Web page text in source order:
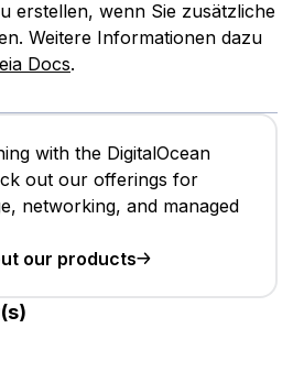
erstellen, wenn Sie zusätzliche
Weitere Informationen dazu
Docs.
with the DigitalOcean
out our offerings for
networking, and managed
our products